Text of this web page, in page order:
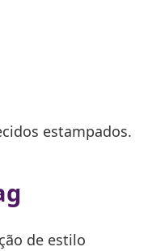
estampados.
de estilo